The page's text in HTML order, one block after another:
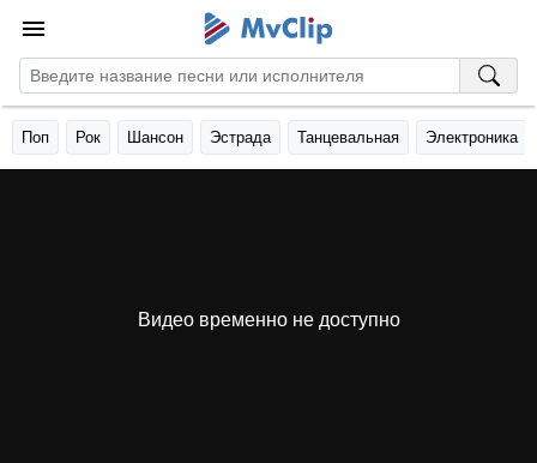
Поп Рок Шансон Эстрада Танцевальная Электроника
Видео временно не доступно